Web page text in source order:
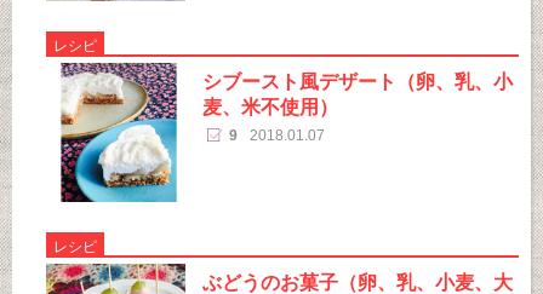
レシピ
シブースト風デザート（卵、乳、小
麦、米不使用）
9 2018.01.07
レシピ
ぶどうのお菓子（卵、乳、小麦、大